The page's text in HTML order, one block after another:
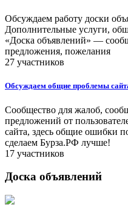
Обсуждаем работу доски
Дополнительные услуги,
«Доска объявлений» —
предложения, пожелания
27 участников
Обсуждаем общие проблемы
Сообщество для жалоб,
предложений от
сайта, здесь общие ошибки
сделаем Бурза.РФ лучше!
17 участников
Доска объявлений